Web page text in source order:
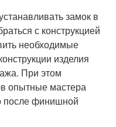
замок в
с конструкцией
необходимые
изделия
При этом
опытные мастера
после финишной